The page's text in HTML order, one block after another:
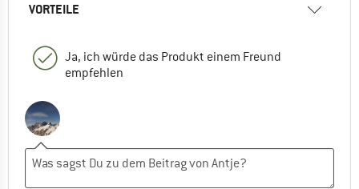
VORTEILE
Ja, ich würde das Produkt einem Freund
empfehlen